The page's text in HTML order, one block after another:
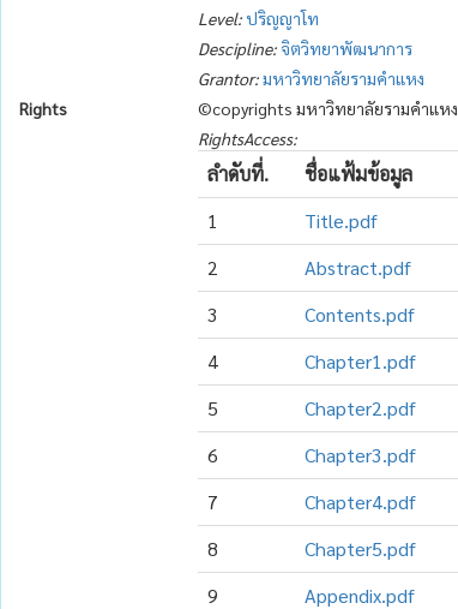
Level:ปริญญาโท
Descipline: จิตวิทยาพัฒนาการ
Grantor:มหาวิทยาลัยรามคำแหง
Rights
©copyrights มหาวิทยาลัยรามคำแหง
RightsAccess:
ลำดับที่. ชื่อแฟ้มข้อมูล
1
Title.pdf
2
Abstract.pdf
3
Contents.pdf
4
Chapter1.pdf
5
Chapter2.pdf
6
Chapter3.pdf
7
Chapter4.pdf
8
Chapter5.pdf
9
Appendix.pdf